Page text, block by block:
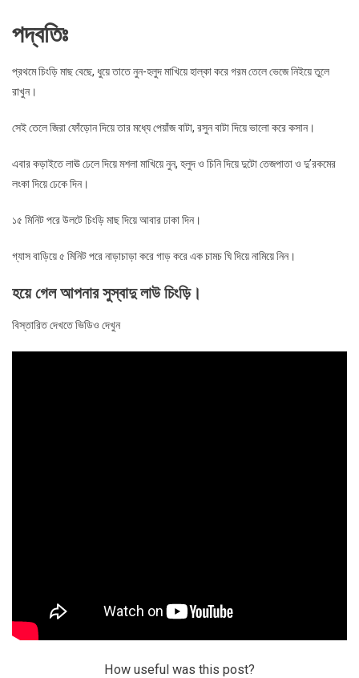
পদ্বতিঃ
প্রথমে চিংড়ি মাছ বেছে, ধুয়ে তাতে নুন-হলুদ মাখিয়ে হাল্কা করে গরম তেলে ভেজে নিইয়ে তুলে
রাখুন।
সেই তেলে জিরা ফোঁড়োন দিয়ে তার মধ্যে পেয়াঁজ বাটা, রসুন বাটা দিয়ে ভালো করে কসান।
এবার কড়াইতে লাঊ ঢেলে দিয়ে মশলা মাখিয়ে নুন, হলুদ ও চিনি দিয়ে দুটো তেজপাতা ও দু’রকমের
লংকা দিয়ে ঢেকে দিন।
১৫ মিনিট পরে উলটে চিংড়ি মাছ দিয়ে আবার ঢাকা দিন।
গ্যাস বাড়িয়ে ৫ মিনিট পরে নাড়াচাড়া করে গাড় করে এক চামচ ঘি দিয়ে নামিয়ে নিন।
হয়ে গেল আপনার সুস্বাদু লাউ চিংড়ি।
বিস্তারিত দেখতে ভিডিও দেখুন
How useful was this post?